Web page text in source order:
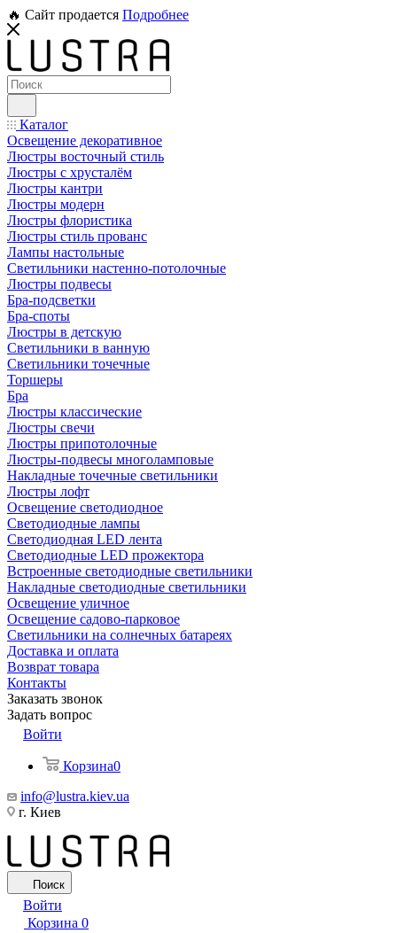
🔥 Сайт продается Подробнее
Каталог
Освещение декоративное
Люстры восточный стиль
Люстры с хрусталём
Люстры кантри
Люстры модерн
Люстры флористика
Люстры стиль прованс
Лампы настольные
Светильники настенно-потолочные
Люстры подвесы
Бра-подсветки
Бра-споты
Люстры в детскую
Светильники в ванную
Светильники точечные
Торшеры
Бра
Люстры классические
Люстры свечи
Люстры припотолочные
Люстры-подвесы многоламповые
Накладные точечные светильники
Люстры лофт
Освещение светодиодное
Светодиодные лампы
Светодиодная LED лента
Светодиодные LED прожектора
Встроенные светодиодные светильники
Накладные светодиодные светильники
Освещение уличное
Освещение садово-парковое
Светильники на солнечных батареях
Доставка и оплата
Возврат товара
Контакты
Заказать звонок
Задать вопрос
Войти
Корзина0
info@lustra.kiev.ua
г. Киев
Поиск
Войти
Корзина 0